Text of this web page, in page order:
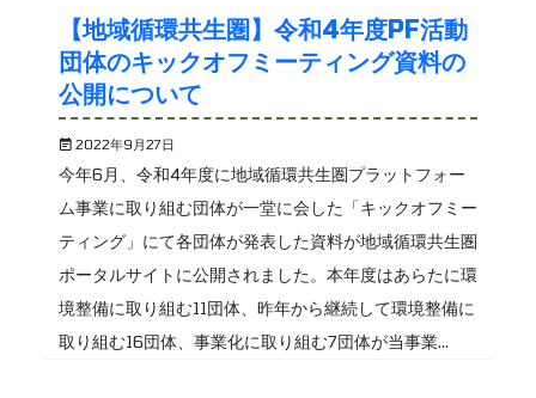
【地域循環共生圏】令和4年度PF活動
団体のキックオフミーティング資料の
公開について
2022年9月27日
今年6月、令和4年度に地域循環共生圏プラットフォー
ム事業に取り組む団体が一堂に会した「キックオフミー
ティング」にて各団体が発表した資料が地域循環共生圏
ポータルサイトに公開されました。本年度はあらたに環
境整備に取り組む11団体、昨年から継続して環境整備に
取り組む16団体、事業化に取り組む7団体が当事業...